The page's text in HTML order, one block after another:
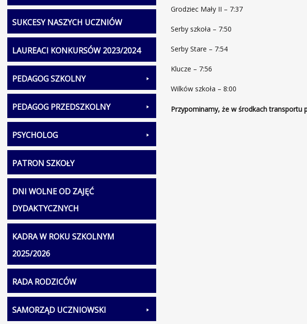
Grodziec Mały II – 7:37
Serby szkoła – 7:50
Serby Stare – 7:54
Klucze – 7:56
Wilków szkoła – 8:00
Przypominamy, że w środkach transportu
SUKCESY NASZYCH UCZNIÓW
LAUREACI KONKURSÓW 2023/2024
PEDAGOG SZKOLNY
PEDAGOG PRZEDSZKOLNY
PSYCHOLOG
PATRON SZKOŁY
DNI WOLNE OD ZAJĘĆ
DYDAKTYCZNYCH
KADRA W ROKU SZKOLNYM
2025/2026
RADA RODZICÓW
SAMORZĄD UCZNIOWSKI